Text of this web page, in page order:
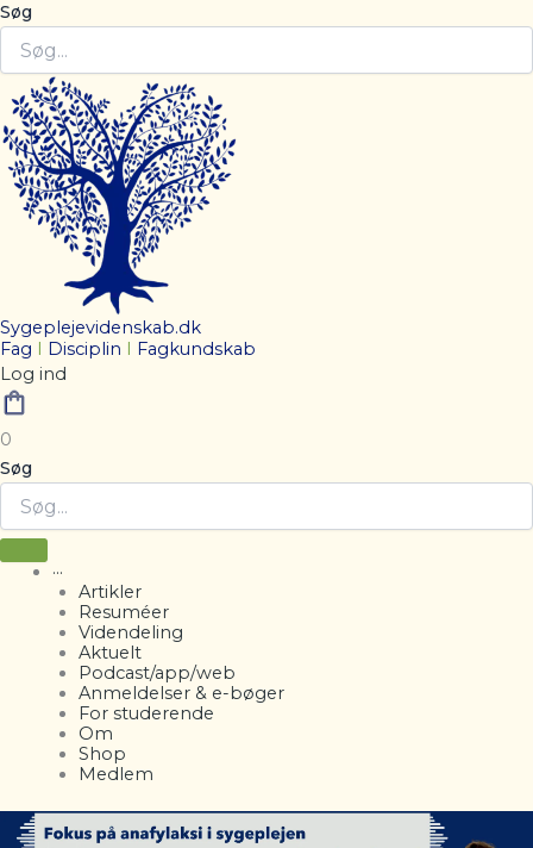
Søg
Sygeplejevidenskab.dk
Fag
Disciplin
Fagkundskab
Log ind
0
Søg
···
Artikler
Resuméer
Videndeling
Aktuelt
Podcast/app/web
Anmeldelser & e-bøger
For studerende
Om
Shop
Medlem